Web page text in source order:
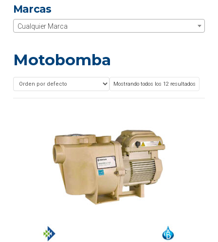
Marcas
Cualquier Marca
Motobomba
Mostrando todos los 12 resultados